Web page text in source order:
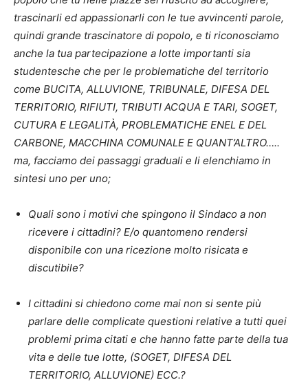
trascinarli ed appassionarli con le tue avvincenti parole,
quindi grande trascinatore di popolo, e ti riconosciamo
anche la tua partecipazione a lotte importanti sia
studentesche che per le problematiche del territorio
come BUCITA, ALLUVIONE, TRIBUNALE, DIFESA DEL
TERRITORIO, RIFIUTI, TRIBUTI ACQUA E TARI, SOGET,
CUTURA E LEGALITÀ, PROBLEMATICHE ENEL E DEL
CARBONE, MACCHINA COMUNALE E QUANT’ALTRO…..
ma, facciamo dei passaggi graduali e li elenchiamo in
sintesi uno per uno;
Quali sono i motivi che spingono il Sindaco a non
ricevere i cittadini? E/o quantomeno rendersi
disponibile con una ricezione molto risicata e
discutibile?
I cittadini si chiedono come mai non si sente più
parlare delle complicate questioni relative a tutti quei
problemi prima citati e che hanno fatte parte della tua
vita e delle tue lotte, (SOGET, DIFESA DEL
TERRITORIO, ALLUVIONE) ECC.?